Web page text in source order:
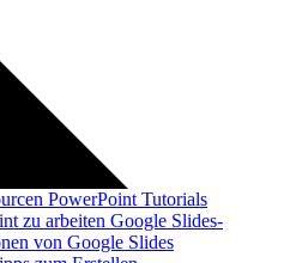
PowerPoint Tutorials
zu arbeiten Google Slides-
von Google Slides